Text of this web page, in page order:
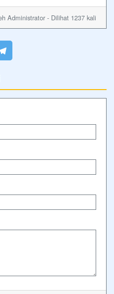
Administrator - Dilihat 1237 kali